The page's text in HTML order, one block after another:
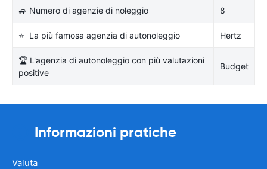
🚙 Numero di agenzie di noleggio 8
⭐ La più famosa agenzia di autonoleggio Hertz
🏆 L'agenzia di autonoleggio con più valutazioni
positive
Budget
Informazioni pratiche
Valuta